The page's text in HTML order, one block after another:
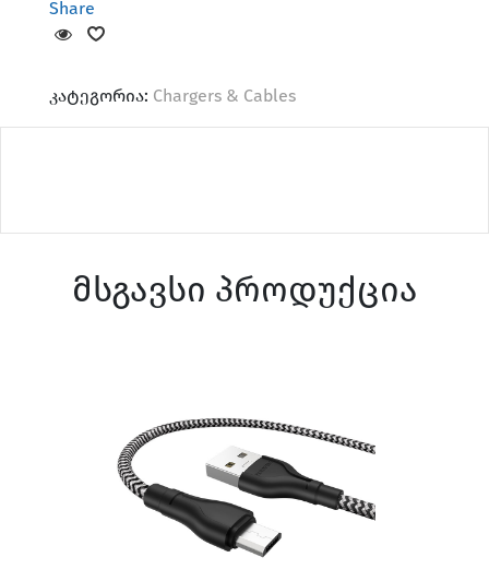
Share
კატეგორია: Chargers & Cables
მსგავსი პროდუქცია